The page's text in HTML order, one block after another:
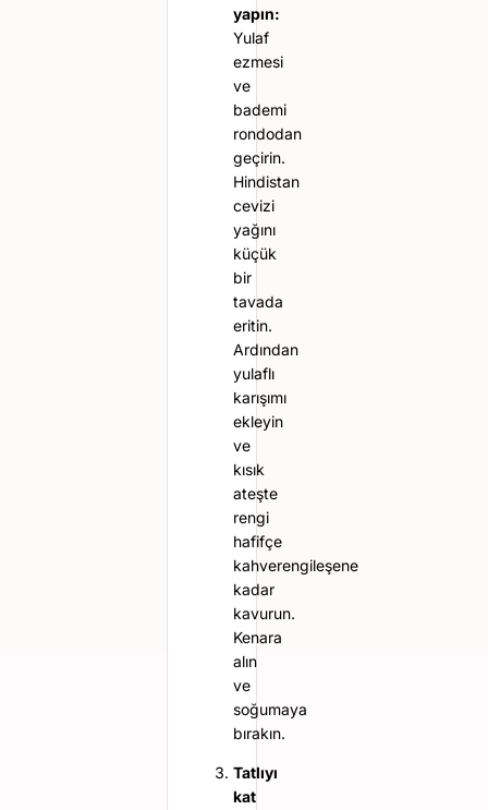
yapın:
Yulaf
ezmesi
ve
bademi
rondodan
geçirin.
Hindistan
cevizi
yağını
küçük
bir
tavada
eritin.
Ardından
yulaflı
karışımı
ekleyin
ve
kısık
ateşte
rengi
hafifçe
kahverengileşene
kadar
kavurun.
Kenara
alın
ve
soğumaya
bırakın.
Tatlıyı
kat